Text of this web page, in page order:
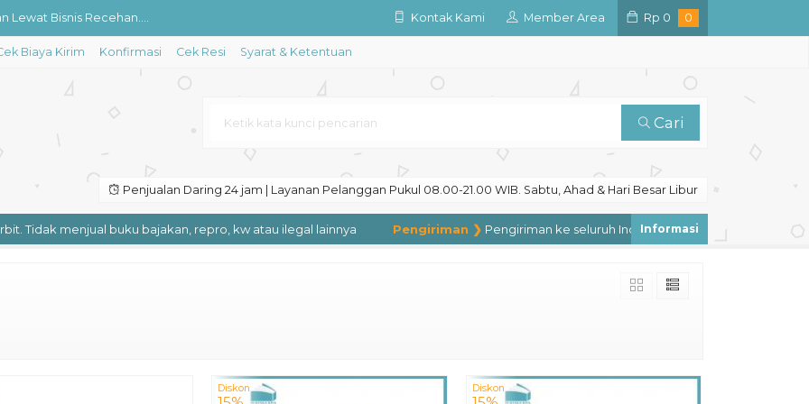
Lewat Bisnis Recehan....
Tentang Perjalanan dan ....
Jauh....
dari Bigbang Sampai Kerangka....
One Mask Solution untuk Fun....
Kontak Kami Member Area Rp 0 0
Biaya Kirim Konfirmasi Cek Resi Syarat & Ketentuan
Cari
Penjualan Daring 24 jam | Layanan Pelanggan Pukul 08.00-21.00 WIB. Sabtu, Ahad & Hari Besar Libur
menjual buku bajakan, repro, kw atau ilegal lainnya Pengiriman ❯Pengiriman ke seluruh Indonesia, pengiriman ke luar negeri
Diskon Diskon